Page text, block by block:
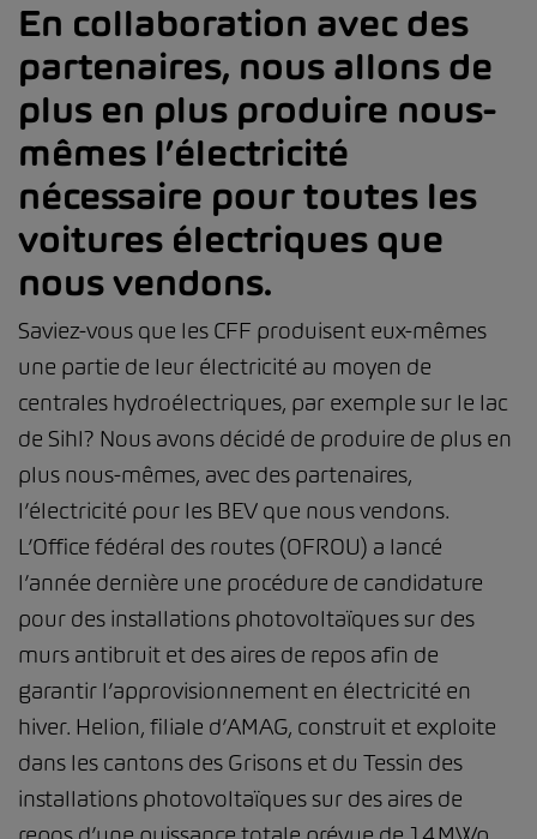
En collaboration avec des
partenaires, nous allons de
plus en plus produire nous-
mêmes l’électricité
nécessaire pour toutes les
voitures électriques que
nous vendons.
Saviez-vous que les CFF produisent eux-mêmes
une partie de leur électricité au moyen de
centrales hydroélectriques, par exemple sur le lac
de Sihl? Nous avons décidé de produire de plus en
plus nous-mêmes, avec des partenaires,
l’électricité pour les BEV que nous vendons.
L’Office fédéral des routes (OFROU) a lancé
l’année dernière une procédure de candidature
pour des installations photovoltaïques sur des
murs antibruit et des aires de repos afin de
garantir l’approvisionnement en électricité en
hiver. Helion, filiale d’AMAG, construit et exploite
dans les cantons des Grisons et du Tessin des
installations photovoltaïques sur des aires de